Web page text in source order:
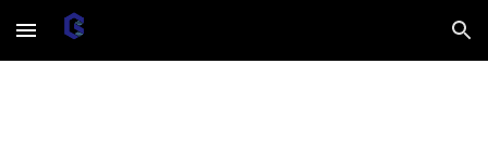
Skip to main content Skip to navigation